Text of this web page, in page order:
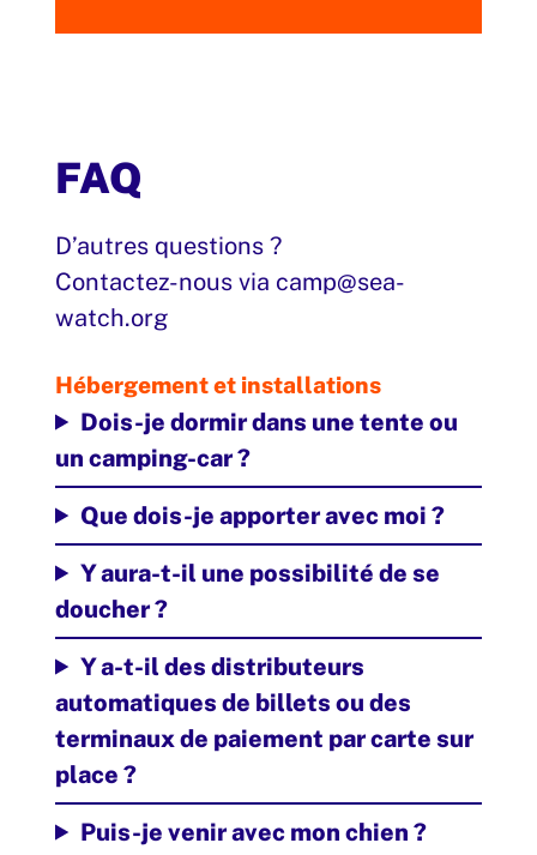
FAQ
D’autres questions ?
Contactez-nous via camp@sea-
watch.org
Hébergement et installations
Dois-je dormir dans une tente ou
un camping-car ?
Que dois-je apporter avec moi ?
Y aura-t-il une possibilité de se
doucher ?
Y a-t-il des distributeurs
automatiques de billets ou des
terminaux de paiement par carte sur
place ?
Puis-je venir avec mon chien ?